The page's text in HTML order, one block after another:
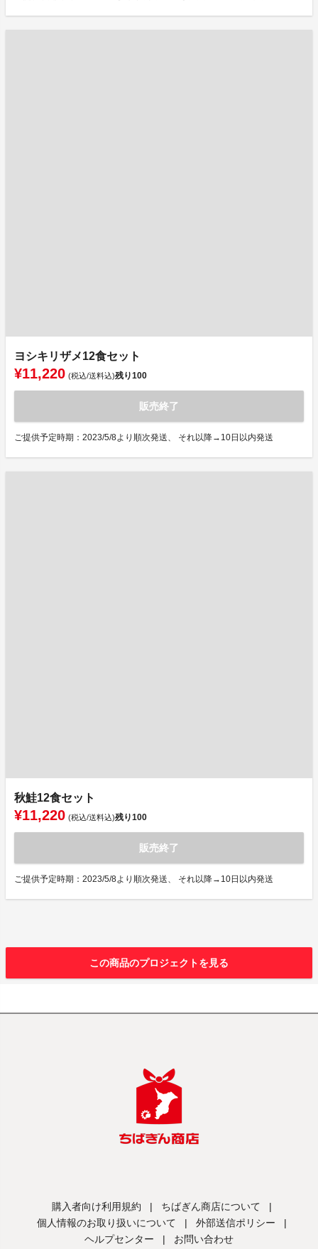
ヨシキリザメ12食セット
¥11,220 (税込/送料込)残り100
販売終了
ご提供予定時期：2023/5/8より順次発送、 それ以降→10日以内発送
秋鮭12食セット
¥11,220 (税込/送料込)残り100
販売終了
ご提供予定時期：2023/5/8より順次発送、 それ以降→10日以内発送
この商品のプロジェクトを見る
購入者向け利用規約 | ちばぎん商店について
|
個人情報のお取り扱いについて
| 外部送信ポリシー
|
ヘルプセンター
| お問い合わせ